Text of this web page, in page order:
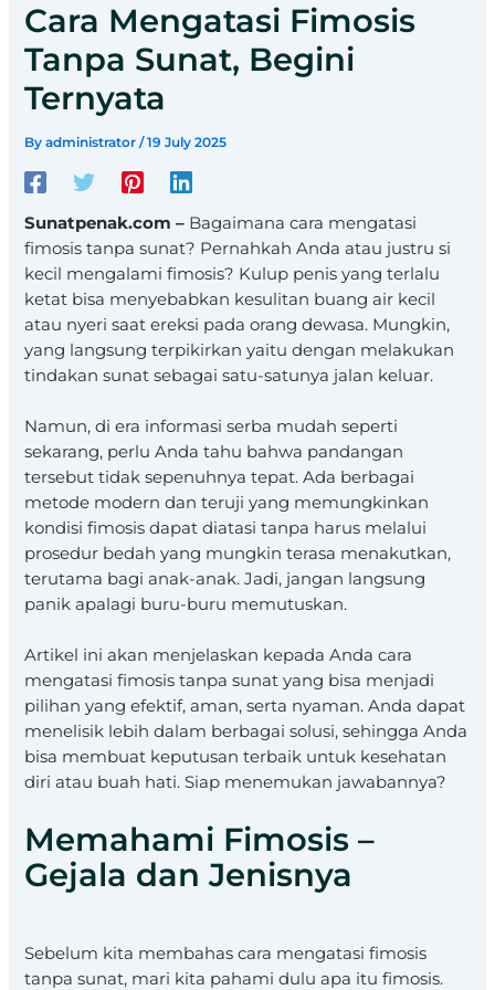
Cara Mengatasi Fimosis
Tanpa Sunat, Begini
Ternyata
Byadministrator/19 July 2025
Sunatpenak.com – Bagaimana cara mengatasi
fimosis tanpa sunat? Pernahkah Anda atau justru si
kecil mengalami fimosis? Kulup penis yang terlalu
ketat bisa menyebabkan kesulitan buang air kecil
atau nyeri saat ereksi pada orang dewasa. Mungkin,
yang langsung terpikirkan yaitu dengan melakukan
tindakan sunat sebagai satu-satunya jalan keluar.
Namun, di era informasi serba mudah seperti
sekarang, perlu Anda tahu bahwa pandangan
tersebut tidak sepenuhnya tepat. Ada berbagai
metode modern dan teruji yang memungkinkan
kondisi fimosis dapat diatasi tanpa harus melalui
prosedur bedah yang mungkin terasa menakutkan,
terutama bagi anak-anak. Jadi, jangan langsung
panik apalagi buru-buru memutuskan.
Artikel ini akan menjelaskan kepada Anda cara
mengatasi fimosis tanpa sunat yang bisa menjadi
pilihan yang efektif, aman, serta nyaman. Anda dapat
menelisik lebih dalam berbagai solusi, sehingga Anda
bisa membuat keputusan terbaik untuk kesehatan
diri atau buah hati. Siap menemukan jawabannya?
Memahami Fimosis –
Gejala dan Jenisnya
Sebelum kita membahas cara mengatasi fimosis
tanpa sunat, mari kita pahami dulu apa itu fimosis.